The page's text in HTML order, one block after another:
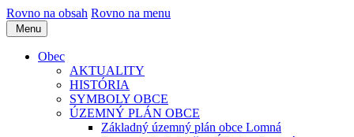
Rovno na obsah Rovno na menu
Menu
Obec
AKTUALITY
HISTÓRIA
SYMBOLY OBCE
ÚZEMNÝ PLÁN OBCE
Základný územný plán obce Lomná